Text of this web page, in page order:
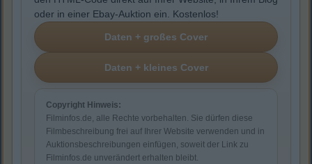
oder in einer Ebay-Auktion ein. Kostenlos!
Copyright Hinweis:
Filminfos.de, alle Rechte vorbehalten. Sie dürfen diese
Filmbeschreibung frei auf Ihrer Website verwenden und in
Auktionsbeschreibungen einfügen, soweit der Link zu
Filminfos.de unverändert erhalten bleibt.